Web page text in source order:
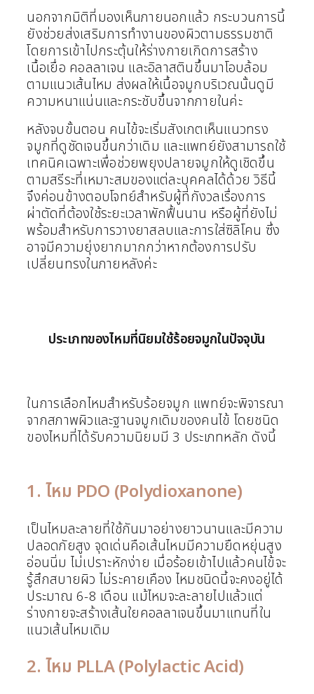
นอกจากมิติที่มองเห็นภายนอกแล้ว กระบวนการนี้
ยังช่วยส่งเสริมการทำงานของผิวตามธรรมชาติ
โดยการเข้าไปกระตุ้นให้ร่างกายเกิดการสร้าง
เนื้อเยื่อ คอลลาเจน และอิลาสตินขึ้นมาโอบล้อม
ตามแนวเส้นไหม ส่งผลให้เนื้อจมูกบริเวณนั้นดูมี
ความหนาแน่นและกระชับขึ้นจากภายในค่ะ
หลังจบขั้นตอน คนไข้จะเริ่มสังเกตเห็นแนวทรง
จมูกที่ดูชัดเจนขึ้นกว่าเดิม และแพทย์ยังสามารถใช้
เทคนิคเฉพาะเพื่อช่วยพยุงปลายจมูกให้ดูเชิดขึ้น
ตามสรีระที่เหมาะสมของแต่ละบุคคลได้ด้วย วิธีนี้
จึงค่อนข้างตอบโจทย์สำหรับผู้ที่กังวลเรื่องการ
ผ่าตัดที่ต้องใช้ระยะเวลาพักฟื้นนาน หรือผู้ที่ยังไม่
พร้อมสำหรับการวางยาสลบและการใส่ซิลิโคน ซึ่ง
อาจมีความยุ่งยากมากกว่าหากต้องการปรับ
เปลี่ยนทรงในภายหลังค่ะ
ประเภทของไหมที่นิยมใช้ร้อยจมูกในปัจจุบัน
ในการเลือกไหมสำหรับร้อยจมูก แพทย์จะพิจารณา
จากสภาพผิวและฐานจมูกเดิมของคนไข้ โดยชนิด
ของไหมที่ได้รับความนิยมมี 3 ประเภทหลัก ดังนี้
1. ไหม PDO (Polydioxanone)
เป็นไหมละลายที่ใช้กันมาอย่างยาวนานและมีความ
ปลอดภัยสูง จุดเด่นคือเส้นไหมมีความยืดหยุ่นสูง
อ่อนนิ่ม ไม่เปราะหักง่าย เมื่อร้อยเข้าไปแล้วคนไข้จะ
รู้สึกสบายผิว ไม่ระคายเคือง ไหมชนิดนี้จะคงอยู่ได้
ประมาณ 6-8 เดือน แม้ไหมจะละลายไปแล้วแต่
ร่างกายจะสร้างเส้นใยคอลลาเจนขึ้นมาแทนที่ใน
แนวเส้นไหมเดิม
2. ไหม PLLA (Polylactic Acid)